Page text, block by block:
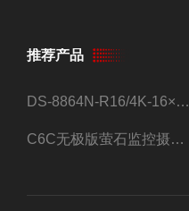
推荐产品
DS-8864N-R16/4K-16×4T/希捷16盘位录像机
C6C无极版萤石监控摄像头